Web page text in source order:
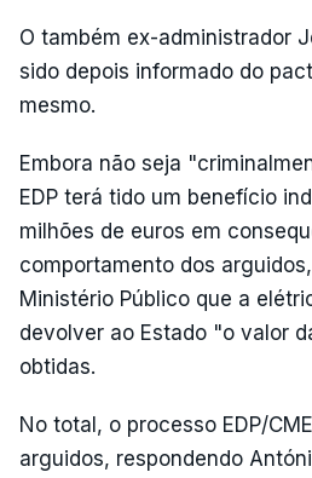
O também ex-administrador
sido depois informado do
mesmo.
Embora não seja
EDP terá tido um benefício
milhões de euros em
comportamento dos
Ministério Público que a
devolver ao Estado "o valor
obtidas.
No total, o processo EDP/
arguidos, respondendo